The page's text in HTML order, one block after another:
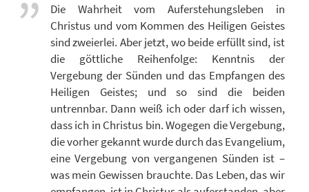
Die Wahrheit vom Auferstehungsleben in
Christus und vom Kommen des Heiligen Geistes
sind zweierlei. Aber jetzt, wo beide erfüllt sind, ist
die göttliche Reihenfolge: Kenntnis der
Vergebung der Sünden und das Empfangen des
Heiligen Geistes; und so sind die beiden
untrennbar. Dann weiß ich oder darf ich wissen,
dass ich in Christus bin. Wogegen die Vergebung,
die vorher gekannt wurde durch das Evangelium,
eine Vergebung von vergangenen Sünden ist –
was mein Gewissen brauchte. Das Leben, das wir